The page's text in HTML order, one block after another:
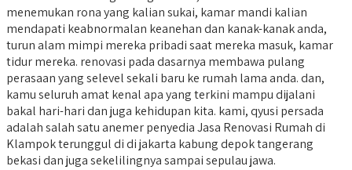
menemukan rona yang kalian sukai, kamar mandi kalian
mendapati keabnormalan keanehan dan kanak-kanak anda,
turun alam mimpi mereka pribadi saat mereka masuk, kamar
tidur mereka. renovasi pada dasarnya membawa pulang
perasaan yang selevel sekali baru ke rumah lama anda. dan,
kamu seluruh amat kenal apa yang terkini mampu dijalani
bakal hari-hari dan juga kehidupan kita. kami, qyusi persada
adalah salah satu anemer penyedia Jasa Renovasi Rumah di
Klampok terunggul di di jakarta kabung depok tangerang
bekasi dan juga sekelilingnya sampai sepulau jawa.